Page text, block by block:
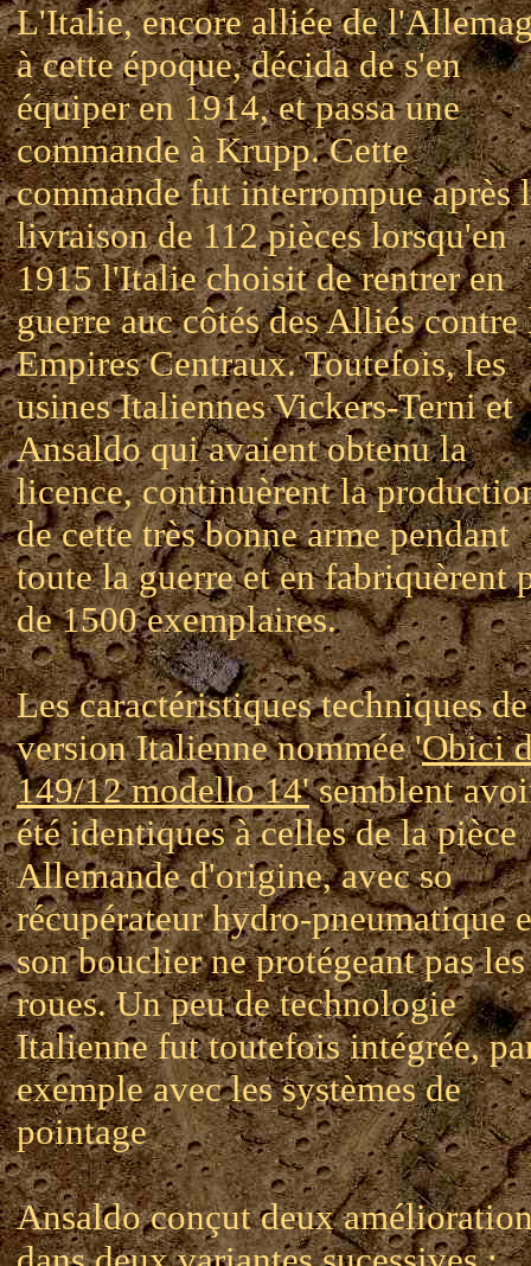
L'Italie, encore alliée de
à cette époque, décida de s'en
équiper en 1914, et passa une
commande à Krupp. Cette
commande fut interrompue après
livraison de 112 pièces lorsqu'en
1915 l'Italie choisit de rentrer en
guerre auc côtés des Alliés contre
Empires Centraux. Toutefois, les
usines Italiennes Vickers-Terni et
Ansaldo qui avaient obtenu la
licence, continuèrent la
de cette très bonne arme pendant
toute la guerre et en fabriquèrent
de 1500 exemplaires.
Les caractéristiques techniques
version Italienne nommée 'Obici
149/12 modello 14'semblent
été identiques à celles de la pièce
Allemande d'origine, avec so
récupérateur hydro-pneumatique
son bouclier ne protégeant pas les
roues. Un peu de technologie
Italienne fut toutefois intégrée,
exemple avec les systèmes de
pointage
Ansaldo conçut deux